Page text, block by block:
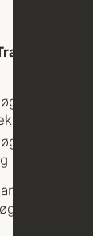
SEO
Google)
links
i organiske